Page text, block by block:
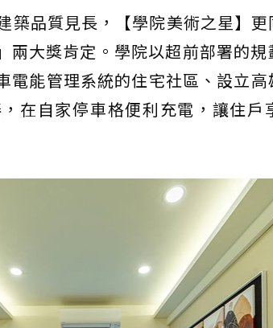
築品質見長，【學院美術之星】
兩大獎肯定。學院以超前部署的
電能管理系統的住宅社區、設立
在自家停車格便利充電，讓住戶